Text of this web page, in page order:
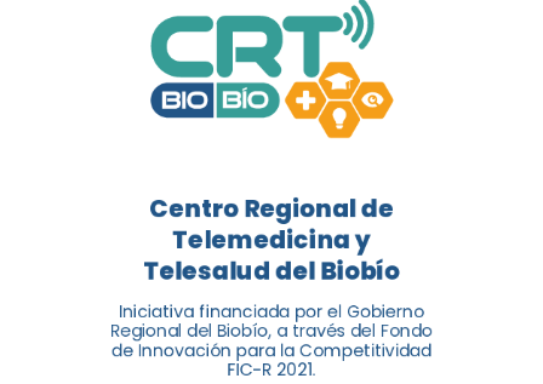
LOGROS
DE CRT
BIOBÍO
El Centro Regional de
Telemedicina y Telesalud del
Biobío presenta el balance de
tres años acercando la salud
digital a los habitantes...
Centro Regional de
Telemedicina y
Telesalud del Biobío
Iniciativa financiada por el Gobierno
Regional del Biobío, a través del Fondo
de Innovación para la Competitividad
FIC-R 2021.